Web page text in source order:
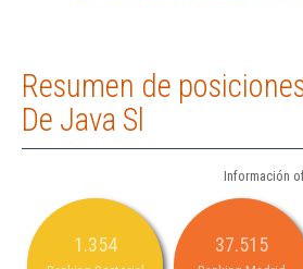
Resumen de
De Java Sl
Información
1.354 37.515